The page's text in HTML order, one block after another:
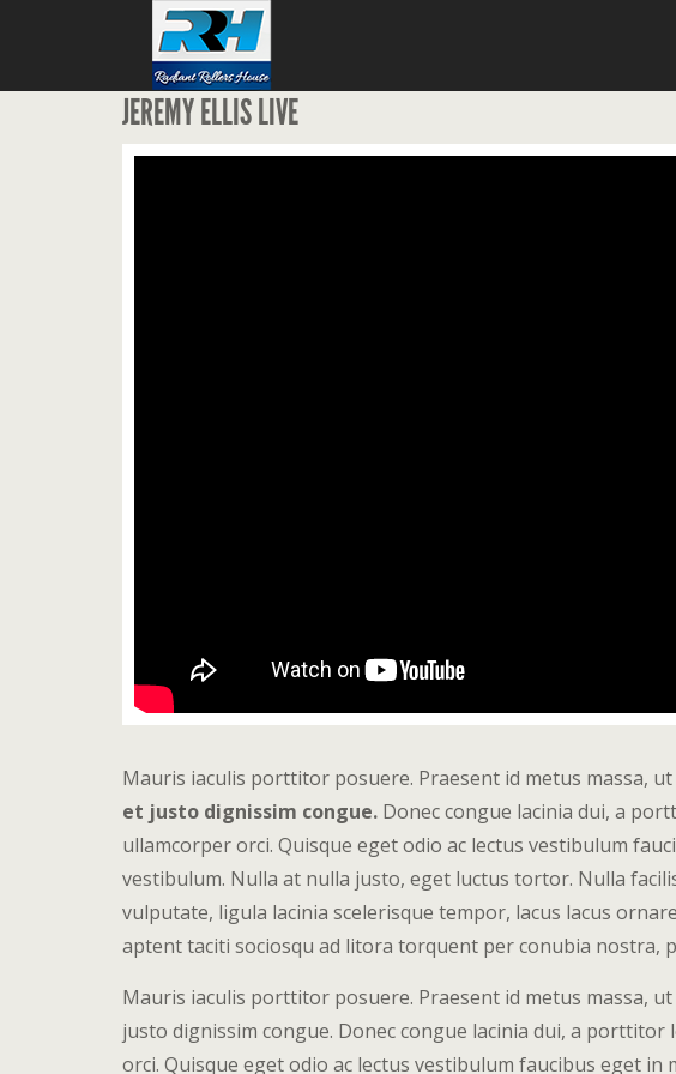
JEREMY ELLIS LIVE
Mauris iaculis porttitor posuere. Praesent id metus massa,
et justo dignissim congue. Donec congue lacinia dui, a
ullamcorper orci. Quisque eget odio ac lectus vestibulum
vestibulum. Nulla at nulla justo, eget luctus tortor. Nulla
vulputate, ligula lacinia scelerisque tempor, lacus lacus
aptent taciti sociosqu ad litora torquent per conubia nostra,
Mauris iaculis porttitor posuere. Praesent id metus massa,
justo dignissim congue. Donec congue lacinia dui, a
orci. Quisque eget odio ac lectus vestibulum faucibus eget